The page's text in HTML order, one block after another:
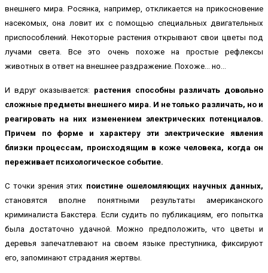
внешнего мира. Росянка, например, откликается на прикосновение
насекомых, она ловит их с помощью специальных двигательных
приспособлений. Некоторые растения открывают свои цветы под
лучами света. Все это очень похоже на простые рефлексы
животных в ответ на внешнее раздражение. Похоже… но…
И вдруг оказывается: растения способны различать довольно
сложные предметы внешнего мира. И не только различать, но и
реагировать на них изменением электрических потенциалов.
Причем по форме и характеру эти электрические явления
близки процессам, происходящим в коже человека, когда он
переживает психологическое событие.
С точки зрения этих поистине ошеломляющих научных данных,
становятся вполне понятными результаты американского
криминалиста Бакстера. Если судить по публикациям, его попытка
была достаточно удачной. Можно предположить, что цветы и
деревья запечатлевают на своем языке преступника, фиксируют
его, запоминают страдания жертвы.